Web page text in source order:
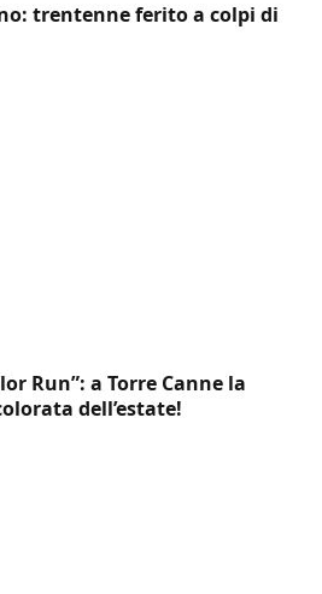
trentenne ferito a colpi di
Run”: a Torre Canne la
dell’estate!